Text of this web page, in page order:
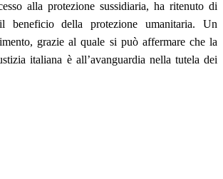
alla protezione sussidiaria, ha ritenuto di
beneficio della protezione umanitaria. Un
grazie al quale si può affermare che la
italiana è all’avanguardia nella tutela dei